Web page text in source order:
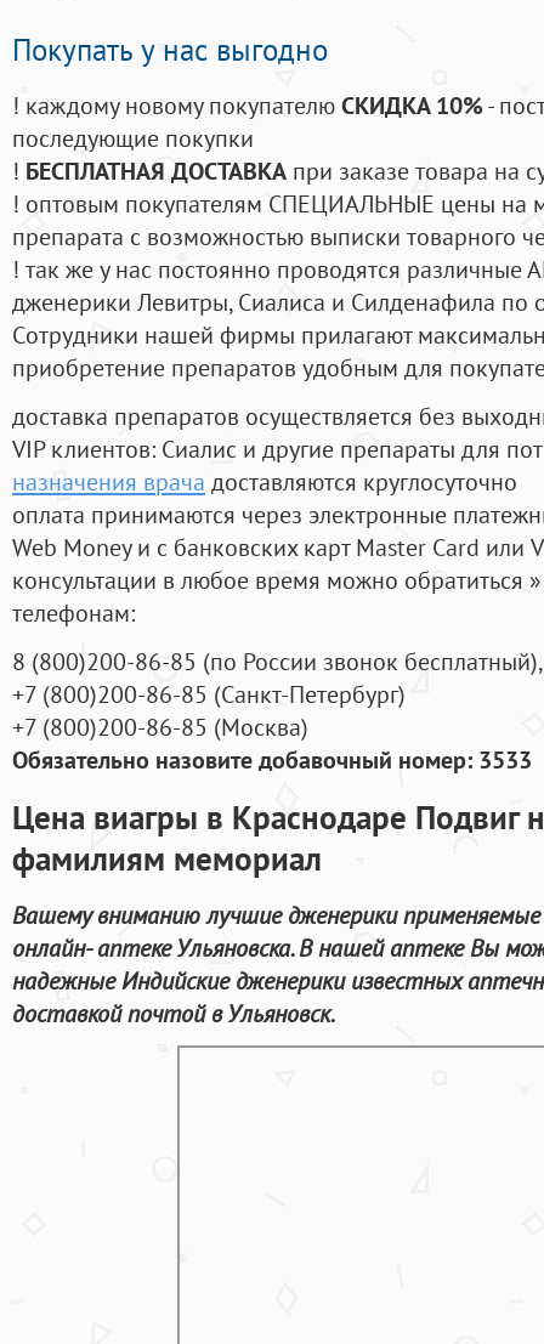
Покупать у нас выгодно
! каждому новому покупателюСКИДКА 10%-
последующие покупки
! БЕСПЛАТНАЯ ДОСТАВКА при заказе товара на
! оптовым покупателям СПЕЦИАЛЬНЫЕ цены на
препарата с возможностью выписки товарного
! так же у нас постоянно проводятся
дженерики Левитры, Сиалиса и Силденафила по
Cотрудники нашей фирмы прилагают
приобретение препаратов удобным для
доставка препаратов осуществляется без
VIP клиентов: Сиалис и другие препараты для
назначения врача доставляются круглосуточно
оплата принимаются через электронные
Web Money и с банковских карт Master Card или
консультации в любое время можно обратиться
телефонам:
8 (800)200-86-85 (по России звонок бесплатный),
+7 (800)200-86-85 (Санкт-Петербург)
+7 (800)200-86-85 (Москва)
Обязательно назовите добавочный номер: 3533
Цена виагры в Краснодаре Подвиг
фамилиям мемориал
Вашему вниманию лучшие дженерики
онлайн- аптеке Ульяновска. В нашей аптеке Вы
надежные Индийские дженерики известных
доставкой почтой в Ульяновск.